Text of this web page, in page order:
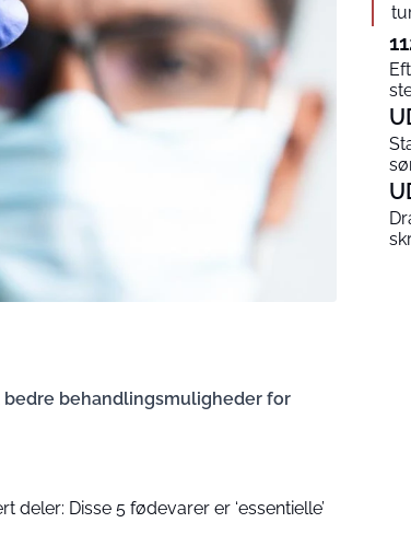
behandlingsmuligheder for
Disse 5 fødevarer er ‘essentielle’